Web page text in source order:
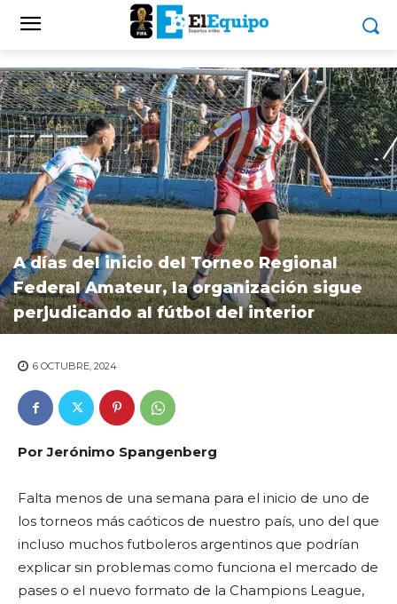
A días del inicio del Torneo Regional
Federal Amateur, la organización sigue
perjudicando al fútbol del interior
6 OCTUBRE, 2024
Por Jerónimo Spangenberg
Falta menos de una semana para el inicio de uno de
los torneos más caóticos de nuestro país, uno del que
incluso muchos futboleros argentinos que podrían
explicar sin problemas como funciona el mercado de
pases o el nuevo formato de la Champions League,